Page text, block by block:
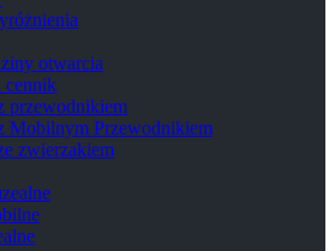
otwarcia
cennik
przewodnikiem
Mobilnym Przewodnikiem
zwierzakiem